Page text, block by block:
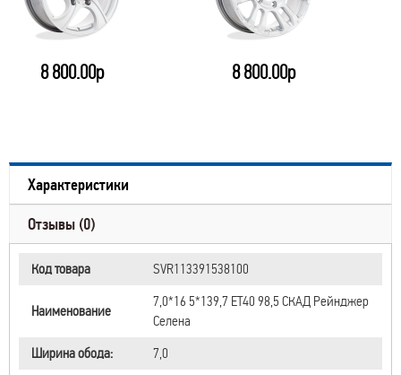
8 800.00р 8 800.00р
Характеристики
Отзывы (0)
Код товара SVR113391538100
Наименование
7,0*16 5*139,7 ET40 98,5 СКАД Рейнджер
Селена
Ширина обода:
7,0